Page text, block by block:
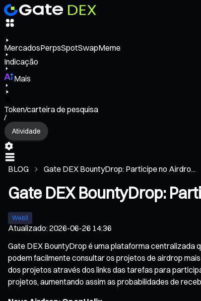
MercadosPerpsSpotSwapMeme
Indicação
Mais
Token/carteira de pesquisa
/
Atividade
BLOG Gate DEX BountyDrop: Participe no Airdro...
Gate DEX BountyDrop:
Web3
Atualizado:2026-06-26 14:36
Gate DEX BountyDrop é uma plataforma centralizada
podem facilmente consultar os projetos de airdrop
dos projetos através dos links das tarefas para
projetos, aumentando assim as probabilidades de